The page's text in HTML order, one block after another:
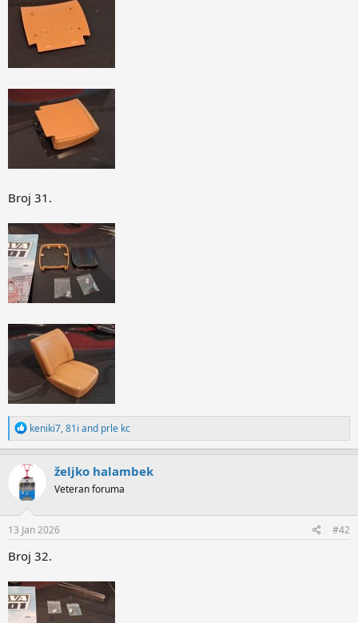
Broj 31.
R
e
a
c
t
i
o
n
s
keniki7,81i and prle kc
željko halambek
Veteran foruma
13 Jan 2026 #42
Broj 32.